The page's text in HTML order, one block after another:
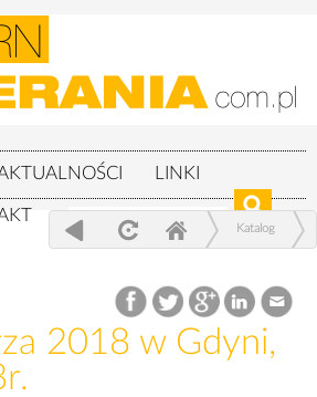
LINKI
Katalog
Święto Morza 2018 w Gdyni, 24.06.2018r.
2018 w Gdyni,